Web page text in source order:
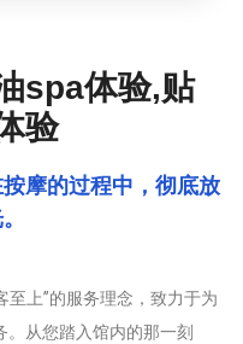
spa体验,贴
验
摩的过程中，彻底放
上”的服务理念，致力于为
从您踏入馆内的那一刻